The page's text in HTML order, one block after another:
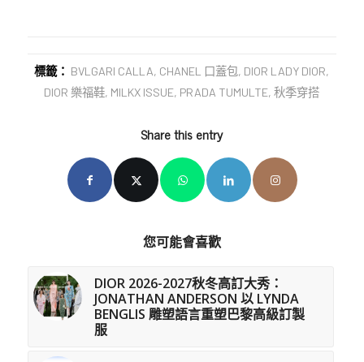
標籤： BVLGARI CALLA, CHANEL 口蓋包, DIOR LADY DIOR,
DIOR 樂福鞋, MILKX ISSUE, PRADA TUMULTE,秋季穿搭
Share this entry
您可能會喜歡
DIOR 2026-2027秋冬高訂大秀：
JONATHAN ANDERSON 以 LYNDA
BENGLIS 雕塑語言重塑巴黎高級訂製
服